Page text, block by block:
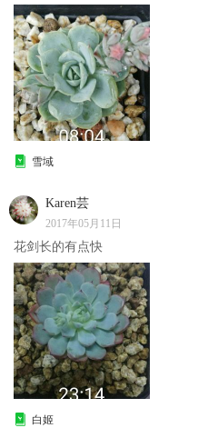
雪域
Karen芸
2017年05月11日
花剑长的有点快
白姬